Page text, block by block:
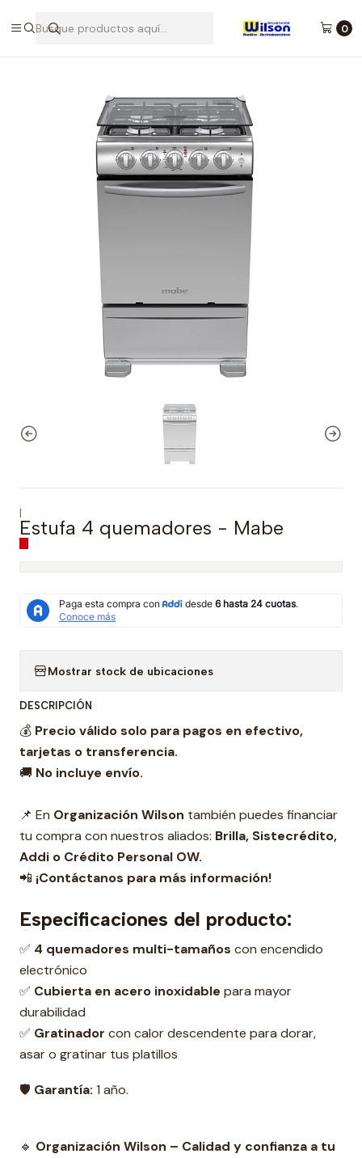
0
Buga, Rozo, Zarzal La Unión
|
Estufa 4 quemadores - Mabe
Mostrar stock de ubicaciones
DESCRIPCIÓN
💰 Precio válido solo para pagos en efectivo,
tarjetas o transferencia.
🚚 No incluye envío.
📌 En Organización Wilson también puedes financiar
tu compra con nuestros aliados: Brilla, Sistecrédito,
Addi o Crédito Personal OW.
📲 ¡Contáctanos para más información!
Especificaciones del producto:
✅ 4 quemadores multi-tamaños con encendido
electrónico
✅ Cubierta en acero inoxidable para mayor
durabilidad
✅ Gratinador con calor descendente para dorar,
asar o gratinar tus platillos
🛡️ Garantía: 1 año.
🔹 Organización Wilson – Calidad y confianza a tu